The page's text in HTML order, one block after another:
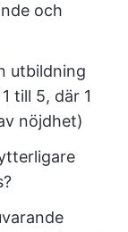
och
utbildning
till 5, där 1
nöjdhet)